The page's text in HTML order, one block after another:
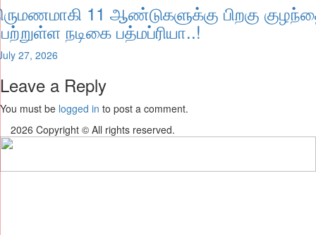
11 ஆண்டுகளுக்கு பிறகு
நடிகை பத்மப்ரியா..!
27, 2026
Leave a Reply
You must be logged in to post a comment.
2026 Copyright © All rights reserved.